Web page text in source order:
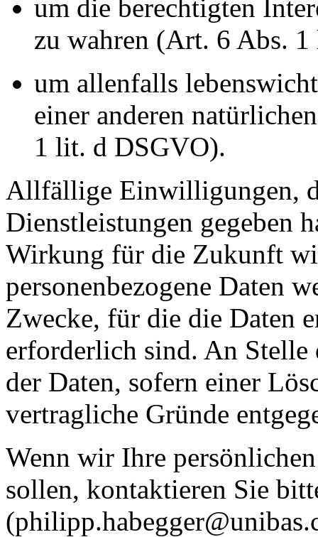
um die berechtigten
zu wahren (Art. 6 Abs.
um allenfalls
einer anderen
1 lit. d DSGVO).
Allfällige Einwilligungen,
Dienstleistungen gegeben
Wirkung für die Zukunft
personenbezogene Daten
Zwecke, für die die Daten
erforderlich sind. An
der Daten, sofern einer
vertragliche Gründe
Wenn wir Ihre
sollen, kontaktieren Sie